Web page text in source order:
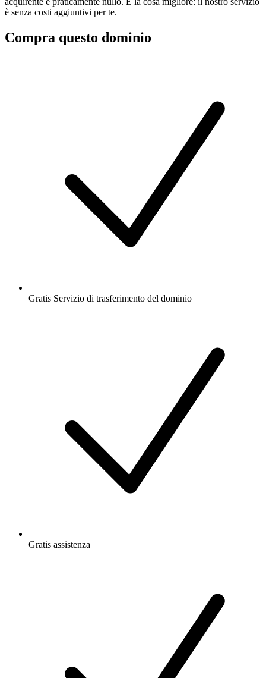
è senza costi aggiuntivi per te.
Compra questo dominio
Gratis Servizio di trasferimento del dominio
Gratis assistenza